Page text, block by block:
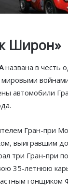
Широн»
названа в честь
автомобили
Гран-при
выигравшим
три Гран-при
35-летнюю
гонщиком